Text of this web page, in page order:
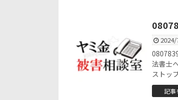
法書士
ストッ
記事